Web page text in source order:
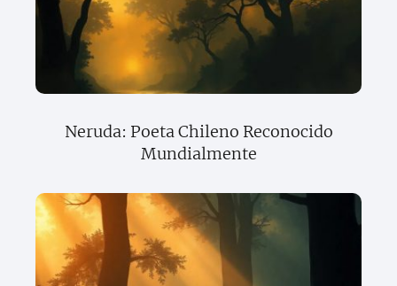
Neruda: Poeta Chileno Reconocido
Mundialmente